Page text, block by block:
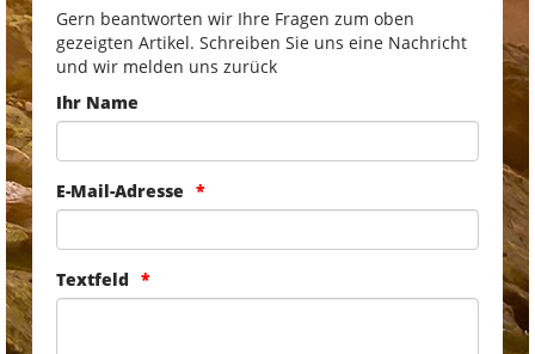
Gern beantworten wir Ihre Fragen zum oben
gezeigten Artikel. Schreiben Sie uns eine Nachricht
und wir melden uns zurück
Ihr Name
E-Mail-Adresse
Textfeld